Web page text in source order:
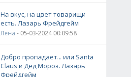
На вкус, на цвет товарищи
есть. Лазарь Фрейдгейм
Лена - 05-03-2024 00:09:58
Добро пропадает... или Santa
Claus и Дед Мороз. Лазарь
Фрейдгейм